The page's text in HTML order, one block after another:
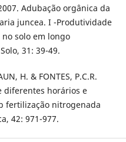
Adubação orgânica da
juncea. I -Produtividade
solo em longo
31: 39-49.
H. & FONTES, P.C.R.
diferentes horários e
fertilização nitrogenada
42: 971-977.